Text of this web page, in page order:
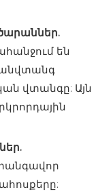
են
անվտանգ
վտանգը: Այն